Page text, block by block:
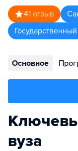
41 отзыв
Основное
вуза